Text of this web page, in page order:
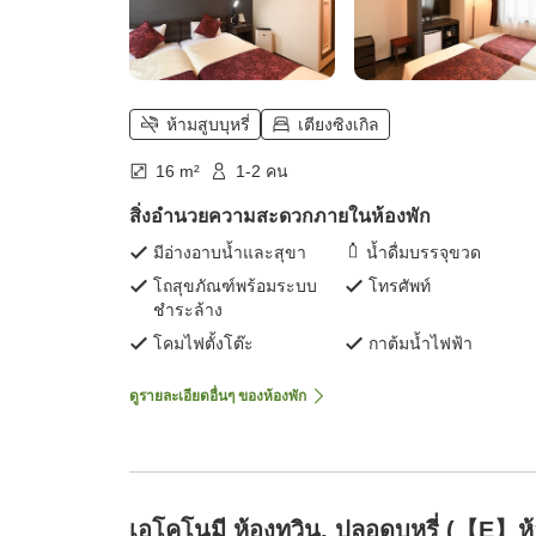
ห้ามสูบบุหรี่ เตียงซิงเกิล
16 m² 1-2 คน
สิ่งอำนวยความสะดวกภายในห้องพัก
มีอ่างอาบน้ำและสุขา
น้ำดื่มบรรจุขวด
โถสุขภัณฑ์พร้อมระบบ
ชำระล้าง
โทรศัพท์
โคมไฟตั้งโต๊ะ กาต้มน้ำไฟฟ้า
ดูรายละเอียดอื่นๆ ของห้องพัก
เอโคโนมี ห้องทวิน, ปลอดบุหรี่ (【E】